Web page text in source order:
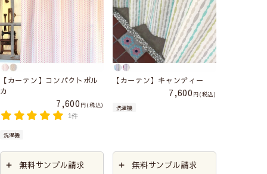
【カーテン】コンパクトポル
カ
7,600
税込
1件
洗濯機
無料サンプル請求
【カーテン】キャンディー
7,600
税込
洗濯機
無料サンプル請求